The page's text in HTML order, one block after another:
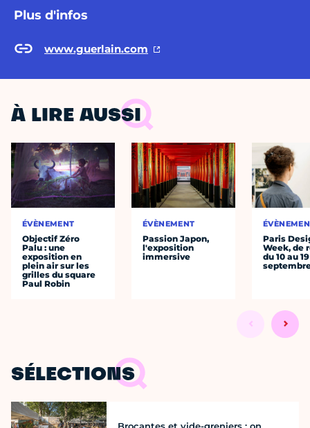
Plus d'infos
www.guerlain.com
À LIRE AUSSI
ÉVÈNEMENT
Objectif Zéro
Palu : une
exposition en
plein air sur les
grilles du square
Paul Robin
ÉVÈNEMENT
Passion Japon,
l'exposition
immersive
Paris
Week, de
du 10 au 19
SÉLECTIONS